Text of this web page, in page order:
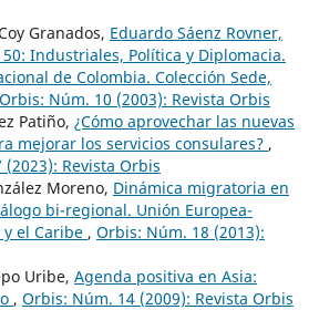
Granados, Eduardo Sáenz Rovner,
Industriales, Política y Diplomacia.
de Colombia. Colección Sede,
Orbis: Núm. 10 (2003): Revista Orbis
Patiño, ¿Cómo aprovechar las nuevas
mejorar los servicios consulares? ,
Revista Orbis
Moreno, Dinámica migratoria en
bi-regional. Unión Europea-
el Caribe , Orbis: Núm. 18 (2013):
Uribe, Agenda positiva en Asia:
, Orbis: Núm. 14 (2009): Revista Orbis